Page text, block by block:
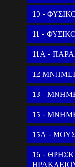
10 -
11 -
11Α -
12
13 -
15 -
15Α -
16 -